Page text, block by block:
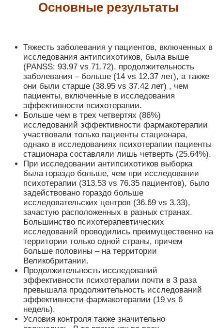
Основные результаты
Тяжесть заболевания у пациентов, включенных в
исследования антипсихотиков, была выше
(PANSS: 93.97 vs 71.72), продолжительность
заболевания – больше (14 vs 12.37 лет), а также
они были старше (38.95 vs 37.42 лет) , чем
пациенты, включенные в исследования
эффективности психотерапии.
Больше чем в трех четвертях (86%)
исследований эффективности фармакотерапии
участвовали только пациенты стационара,
однако в исследованиях психотерапии пациенты
стационара составляли лишь четверть (25.64%).
При исследовании антипсихотиков выборка
была гораздо больше, чем при исследовании
психотерапии (313.53 vs 76.35 пациентов), было
задействовано гораздо больше
исследовательских центров (36.69 vs 3.33),
зачастую расположенных в разных странах.
Большинство психотерапевтических
исследований проводились преимущественно на
территории только одной страны, причем
больше половины – на территории
Великобритании.
Продолжительность исследований
эффективности психотерапии почти в 3 раза
превышала продолжительность исследований
эффективности фармакотерапии (19 vs 6
недель).
Условия контроля также значительно